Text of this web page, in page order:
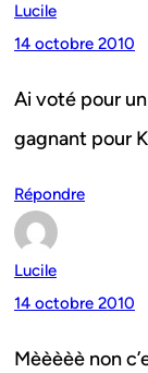
Lucile
14 octobre 2010
Ai voté pour
gagnant pour
Répondre
Lucile
14 octobre 2010
Mèèèèè non